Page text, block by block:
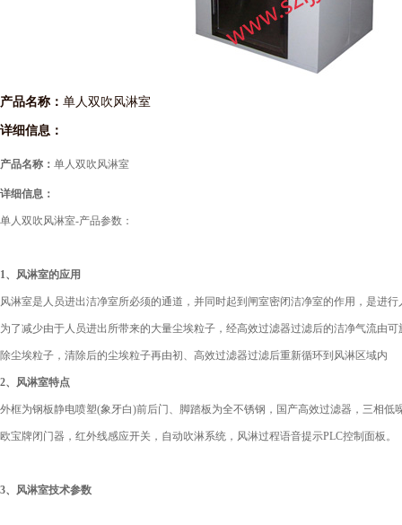
产品名称： 单人双吹风淋室
详细信息：
产品名称： 单人双吹风淋室
详细信息：
单人双吹风淋室-产品参数：
1、风淋室的应用
风淋室是人员进出洁净室所必须的通道，并同时起到闸室密闭洁净室的作用，是进
为了减少由于人员进出所带来的大量尘埃粒子，经高效过滤器过滤后的洁净气流由
除尘埃粒子，清除后的尘埃粒子再由初、高效过滤器过滤后重新循环到风淋区域内
2、风淋室特点
外框为钢板静电喷塑(象牙白)前后门、脚踏板为全不锈钢，国产高效过滤器，三相低
欧宝牌闭门器，红外线感应开关，自动吹淋系统，风淋过程语音提示PLC控制面板。
3、风淋室技术参数